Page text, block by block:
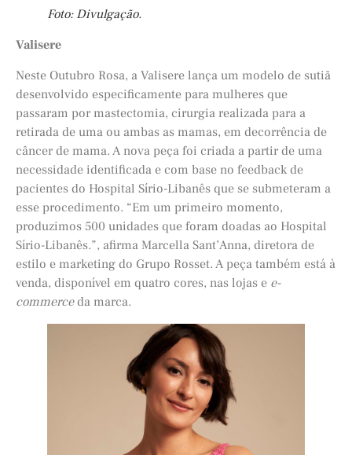
Foto: Divulgação.
Valisere
Neste Outubro Rosa, a Valisere lança um modelo de sutiã
desenvolvido especificamente para mulheres que
passaram por mastectomia, cirurgia realizada para a
retirada de uma ou ambas as mamas, em decorrência de
câncer de mama. A nova peça foi criada a partir de uma
necessidade identificada e com base no feedback de
pacientes do Hospital Sírio-Libanês que se submeteram a
esse procedimento. “Em um primeiro momento,
produzimos 500 unidades que foram doadas ao Hospital
Sírio-Libanês.”, afirma Marcella Sant’Anna, diretora de
estilo e marketing do Grupo Rosset. A peça também está à
venda, disponível em quatro cores, nas lojas e e-
commerceda marca.